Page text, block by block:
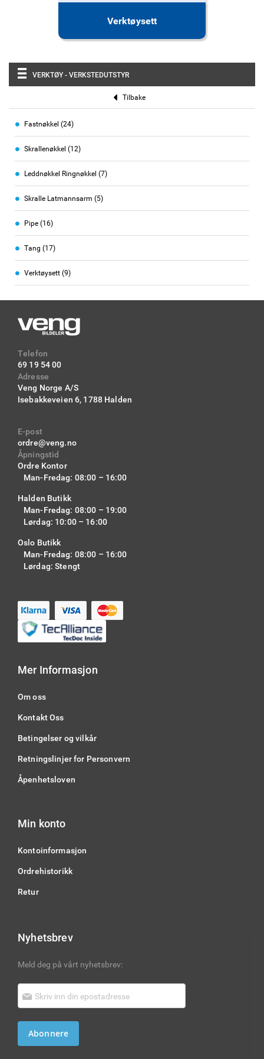
Verktøysett
VERKTØY - VERKSTEDUTSTYR
Tilbake
Fastnøkkel 24d
e
l
e
r
Skrallenøkkel 12d
e
l
e
r
Leddnøkkel Ringnøkkel 7d
e
e
Skralle Latmannsarm 5d
e
e
Pipe 16d
e
l
e
r
Tang 17d
e
l
e
Verktøysett 9d
e
r
Telefon
69 19 54 00
Adresse
Veng Norge A/S
Isebakkeveien 6, 1788 Halden
E-post
ordre@veng.no
Åpningstid
Ordre Kontor
Man-Fredag: 08:00 – 16:00
Halden Butikk
Man-Fredag: 08:00 – 19:00
Lørdag: 10:00 – 16:00
Oslo Butikk
Man-Fredag: 08:00 – 16:00
Lørdag: Stengt
Mer Informasjon
Om oss
Kontakt Oss
Betingelser og vilkår
Retningslinjer for Personvern
Åpenhetsloven
Min konto
Kontoinformasjon
Ordrehistorikk
Retur
Nyhetsbrev
Meld deg på vårt nyhetsbrev:
Abonnere